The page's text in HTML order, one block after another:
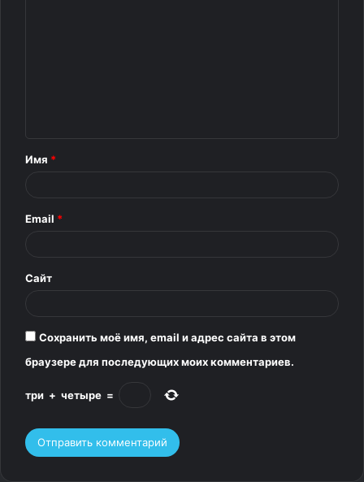
только в Австралии и Новой Гвинее. И у них заметно
Вредная привычка, которая лечит мозг
и
*
Имя *
Email *
Сайт
Сохранить моё имя, email и адрес сайта в этом
браузере для последующих моих комментариев.
три + четыре =